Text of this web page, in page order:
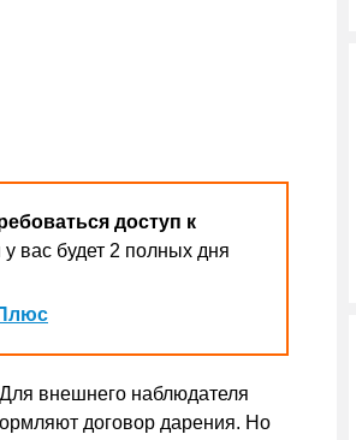
доступ к
вас будет 2 полных дня
внешнего наблюдателя
договор дарения. Но